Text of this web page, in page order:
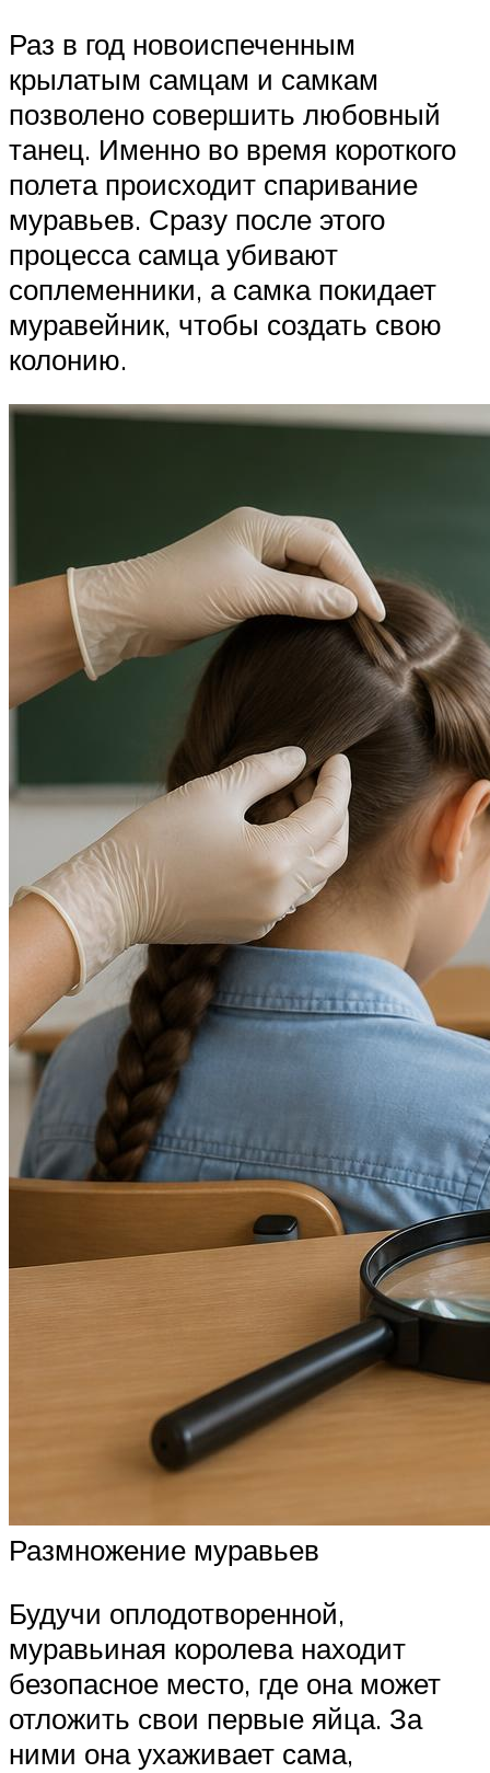
Раз в год новоиспеченным
крылатым самцам и самкам
позволено совершить любовный
танец. Именно во время короткого
полета происходит спаривание
муравьев. Сразу после этого
процесса самца убивают
соплеменники, а самка покидает
муравейник, чтобы создать свою
колонию.
Размножение муравьев
Будучи оплодотворенной,
муравьиная королева находит
безопасное место, где она может
отложить свои первые яйца. За
ними она ухаживает сама,